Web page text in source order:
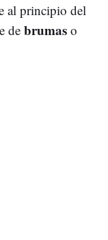
al principio del
de brumas o